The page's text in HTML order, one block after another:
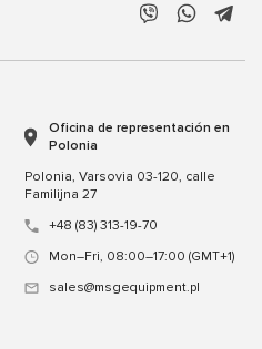
Oficina de representación en
Polonia
Polonia, Varsovia 03-120, calle
Familijna 27
+48 (83) 313-19-70
Mon–Fri, 08:00–17:00 (GMT+1)
sales@msgequipment.pl